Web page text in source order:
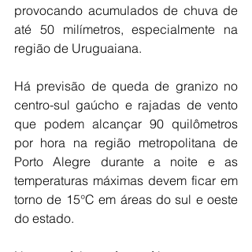
provocando acumulados de chuva de
até 50 milímetros, especialmente na
região de Uruguaiana.
Há previsão de queda de granizo no
centro-sul gaúcho e rajadas de vento
que podem alcançar 90 quilômetros
por hora na região metropolitana de
Porto Alegre durante a noite e as
temperaturas máximas devem ficar em
torno de 15°C em áreas do sul e oeste
do estado.